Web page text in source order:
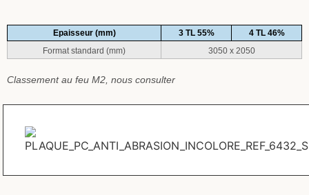
Epaisseur (mm) 3 TL 55%
4 TL 46%
Format standard (mm)
3050 x 2050
Classement au feu M2, nous consulter